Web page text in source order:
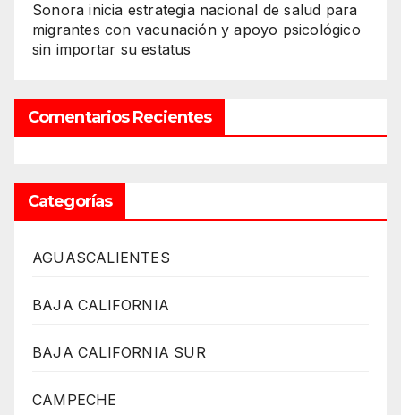
Sonora inicia estrategia nacional de salud para
migrantes con vacunación y apoyo psicológico
sin importar su estatus
Comentarios Recientes
Categorías
AGUASCALIENTES
BAJA CALIFORNIA
BAJA CALIFORNIA SUR
CAMPECHE